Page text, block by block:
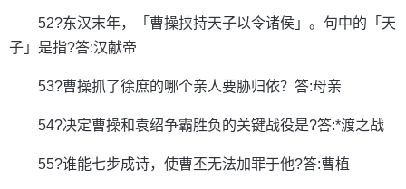
52?东汉末年，「曹操挟持天子以令诸侯」。句中的「天
子」是指?答:汉献帝
53?曹操抓了徐庶的哪个亲人要胁归依？答:母亲
54?决定曹操和袁绍争霸胜负的关键战役是?答:*渡之战
55?谁能七步成诗，使曹丕无法加罪于他?答:曹植